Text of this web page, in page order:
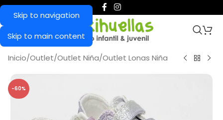
Skip to navigation
Skip to main content
Inicio/Outlet/Outlet Niña/Outlet Lonas Niña
-60%